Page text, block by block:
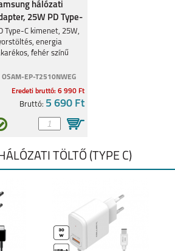
hálózati
25W PD Type-
Type-C kimenet, 25W,
energia
fehér színű
OSAM-EP-T2510NWEG
Eredeti bruttó: 6 990 Ft
Bruttó: 5 690 Ft
TÖLTŐ (TYPE C)